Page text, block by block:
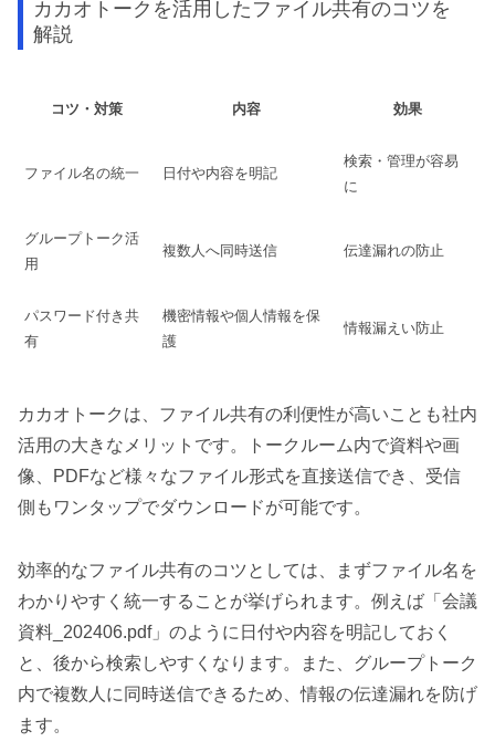
カカオトークを活用したファイル共有のコツを
解説
コツ・対策 内容 効果
ファイル名の統一 日付や内容を明記
検索・管理が容易
に
グループトーク活
用
複数人へ同時送信 伝達漏れの防止
パスワード付き共
有
機密情報や個人情報を保
護
情報漏えい防止
カカオトークは、ファイル共有の利便性が高いことも社内
活用の大きなメリットです。トークルーム内で資料や画
像、PDFなど様々なファイル形式を直接送信でき、受信
側もワンタップでダウンロードが可能です。
効率的なファイル共有のコツとしては、まずファイル名を
わかりやすく統一することが挙げられます。例えば「会議
資料_202406.pdf」のように日付や内容を明記しておく
と、後から検索しやすくなります。また、グループトーク
内で複数人に同時送信できるため、情報の伝達漏れを防げ
ます。